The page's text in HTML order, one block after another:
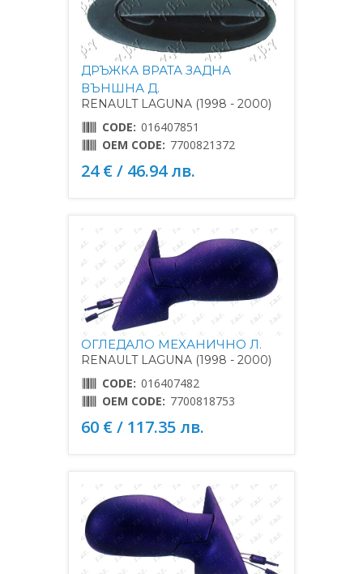
ДРЪЖКА ВРАТА ЗАДНА
ВЪНШНА Д.
RENAULT LAGUNA (1998 - 2000)
CODE: 016407851
OEM CODE: 7700821372
24 € / 46.94 лв.
ОГЛЕДАЛО МЕХАНИЧНО Л.
RENAULT LAGUNA (1998 - 2000)
CODE: 016407482
OEM CODE: 7700818753
60 € / 117.35 лв.